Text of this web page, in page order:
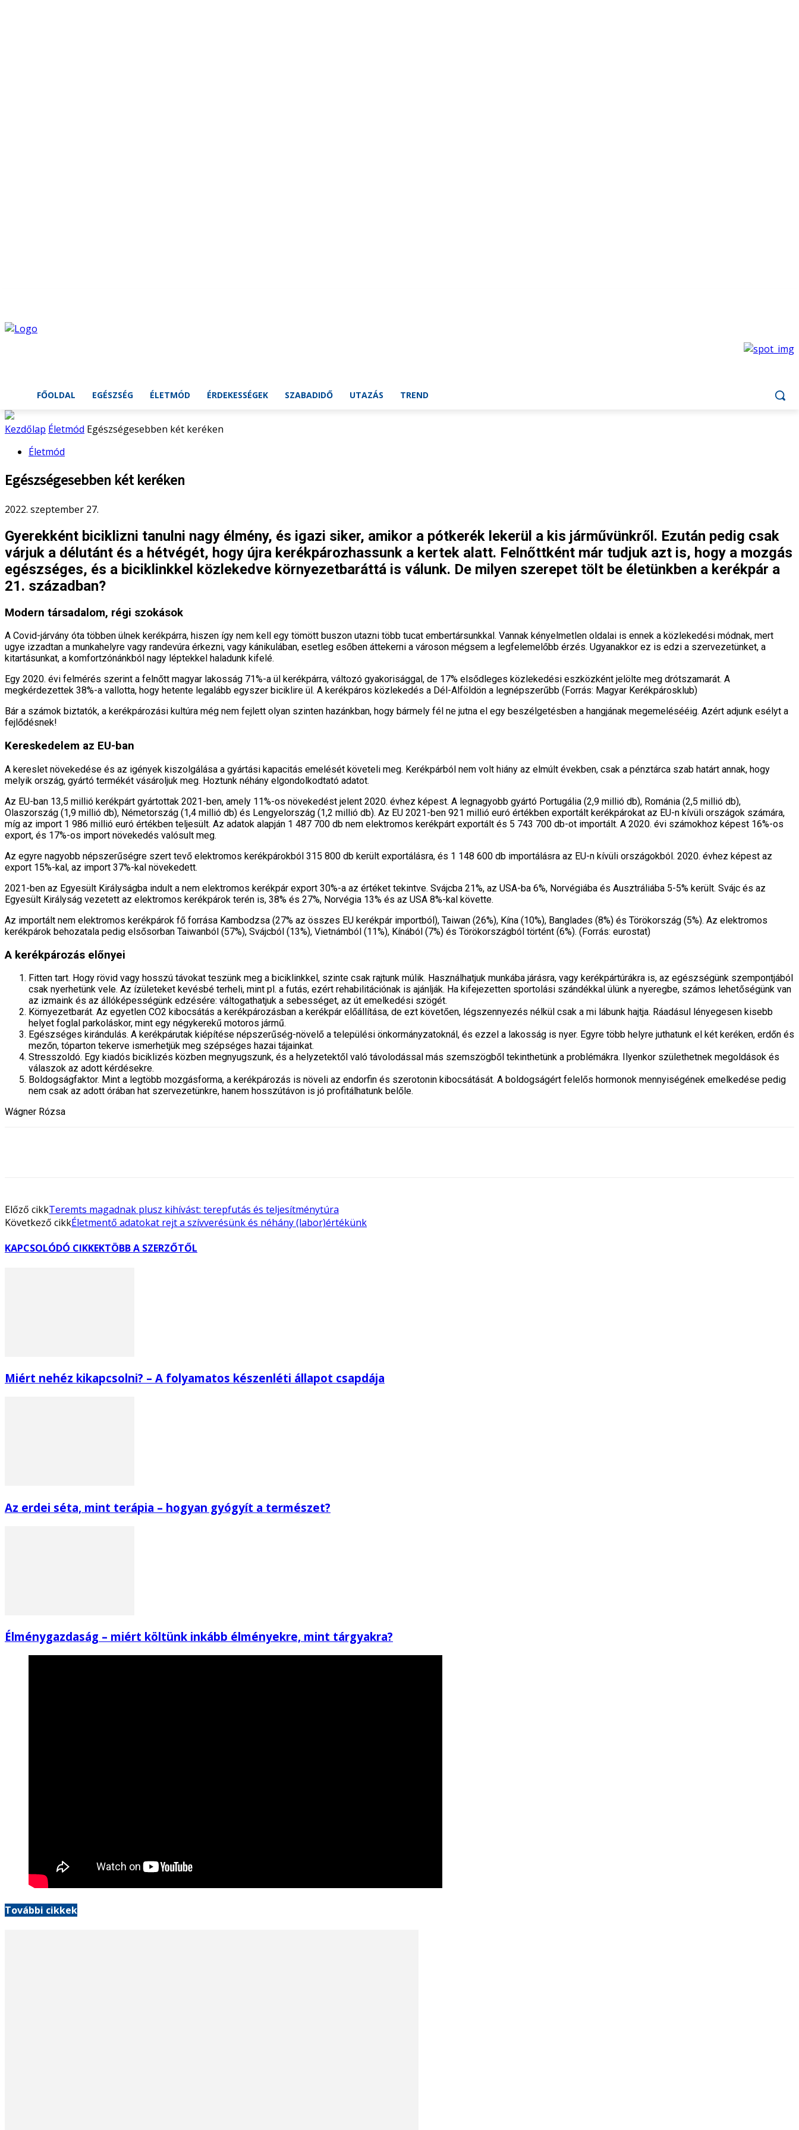
FŐOLDAL EGÉSZSÉG ÉLETMÓD ÉRDEKESSÉGEK SZABADIDŐ UTAZÁS TREND
Kezdőlap Életmód Egészségesebben két keréken
Életmód
Egészségesebben két keréken
2022. szeptember 27.
Gyerekként biciklizni tanulni nagy élmény, és igazi siker, amikor a pótkerék lekerül a kis járművünkről. Ezután pedig csak
várjuk a délutánt és a hétvégét, hogy újra kerékpározhassunk a kertek alatt. Felnőttként már tudjuk azt is, hogy a mozgás
egészséges, és a biciklinkkel közlekedve környezetbaráttá is válunk. De milyen szerepet tölt be életünkben a kerékpár a
21. században?
Modern társadalom, régi szokások
A Covid-járvány óta többen ülnek kerékpárra, hiszen így nem kell egy tömött buszon utazni több tucat embertársunkkal. Vannak kényelmetlen oldalai is ennek a közlekedési módnak, mert
ugye izzadtan a munkahelyre vagy randevúra érkezni, vagy kánikulában, esetleg esőben áttekerni a városon mégsem a legfelemelőbb érzés. Ugyanakkor ez is edzi a szervezetünket, a
kitartásunkat, a komfortzónánkból nagy léptekkel haladunk kifelé.
Egy 2020. évi felmérés szerint a felnőtt magyar lakosság 71%-a ül kerékpárra, változó gyakorisággal, de 17% elsődleges közlekedési eszközként jelölte meg drótszamarát. A
megkérdezettek 38%-a vallotta, hogy hetente legalább egyszer biciklire ül. A kerékpáros közlekedés a Dél-Alföldön a legnépszerűbb (Forrás: Magyar Kerékpárosklub)
Bár a számok biztatók, a kerékpározási kultúra még nem fejlett olyan szinten hazánkban, hogy bármely fél ne jutna el egy beszélgetésben a hangjának megemelésééig. Azért adjunk esélyt a
fejlődésnek!
Kereskedelem az EU-ban
A kereslet növekedése és az igények kiszolgálása a gyártási kapacitás emelését követeli meg. Kerékpárból nem volt hiány az elmúlt években, csak a pénztárca szab határt annak, hogy
melyik ország, gyártó termékét vásároljuk meg. Hoztunk néhány elgondolkodtató adatot.
Az EU-ban 13,5 millió kerékpárt gyártottak 2021-ben, amely 11%-os növekedést jelent 2020. évhez képest. A legnagyobb gyártó Portugália (2,9 millió db), Románia (2,5 millió db),
Olaszország (1,9 millió db), Németország (1,4 millió db) és Lengyelország (1,2 millió db). Az EU 2021-ben 921 millió euró értékben exportált kerékpárokat az EU-n kívüli országok számára,
míg az import 1 986 millió euró értékben teljesült. Az adatok alapján 1 487 700 db nem elektromos kerékpárt exportált és 5 743 700 db-ot importált. A 2020. évi számokhoz képest 16%-os
export, és 17%-os import növekedés valósult meg.
Az egyre nagyobb népszerűségre szert tevő elektromos kerékpárokból 315 800 db került exportálásra, és 1 148 600 db importálásra az EU-n kívüli országokból. 2020. évhez képest az
export 15%-kal, az import 37%-kal növekedett.
2021-ben az Egyesült Királyságba indult a nem elektromos kerékpár export 30%-a az értéket tekintve. Svájcba 21%, az USA-ba 6%, Norvégiába és Ausztráliába 5-5% került. Svájc és az
Egyesült Királyság vezetett az elektromos kerékpárok terén is, 38% és 27%, Norvégia 13% és az USA 8%-kal követte.
Az importált nem elektromos kerékpárok fő forrása Kambodzsa (27% az összes EU kerékpár importból), Taiwan (26%), Kína (10%), Banglades (8%) és Törökország (5%). Az elektromos
kerékpárok behozatala pedig elsősorban Taiwanból (57%), Svájcból (13%), Vietnámból (11%), Kínából (7%) és Törökországból történt (6%). (Forrás: eurostat)
A kerékpározás előnyei
Fitten tart. Hogy rövid vagy hosszú távokat teszünk meg a biciklinkkel, szinte csak rajtunk múlik. Használhatjuk munkába járásra, vagy kerékpártúrákra is, az egészségünk szempontjából
csak nyerhetünk vele. Az ízületeket kevésbé terheli, mint pl. a futás, ezért rehabilitációnak is ajánlják. Ha kifejezetten sportolási szándékkal ülünk a nyeregbe, számos lehetőségünk van
az izmaink és az állóképességünk edzésére: váltogathatjuk a sebességet, az út emelkedési szögét.
Környezetbarát. Az egyetlen CO2 kibocsátás a kerékpározásban a kerékpár előállítása, de ezt követően, légszennyezés nélkül csak a mi lábunk hajtja. Ráadásul lényegesen kisebb
helyet foglal parkoláskor, mint egy négykerekű motoros jármű.
Egészséges kirándulás. A kerékpárutak kiépítése népszerűség-növelő a települési önkormányzatoknál, és ezzel a lakosság is nyer. Egyre több helyre juthatunk el két keréken, erdőn és
mezőn, tóparton tekerve ismerhetjük meg szépséges hazai tájainkat.
Stresszoldó. Egy kiadós biciklizés közben megnyugszunk, és a helyzetektől való távolodással más szemszögből tekinthetünk a problémákra. Ilyenkor születhetnek megoldások és
válaszok az adott kérdésekre.
Boldogságfaktor. Mint a legtöbb mozgásforma, a kerékpározás is növeli az endorfin és szerotonin kibocsátását. A boldogságért felelős hormonok mennyiségének emelkedése pedig
nem csak az adott órában hat szervezetünkre, hanem hosszútávon is jó profitálhatunk belőle.
Wágner Rózsa
Előző cikkTeremts magadnak plusz kihívást: terepfutás és teljesítménytúra
Következő cikkÉletmentő adatokat rejt a szívverésünk és néhány (labor)értékünk
KAPCSOLÓDÓ CIKKEKTÖBB A SZERZŐTŐL
Miért nehéz kikapcsolni? – A folyamatos készenléti állapot csapdája
Az erdei séta, mint terápia – hogyan gyógyít a természet?
Élménygazdaság – miért költünk inkább élményekre, mint tárgyakra?
További cikkek